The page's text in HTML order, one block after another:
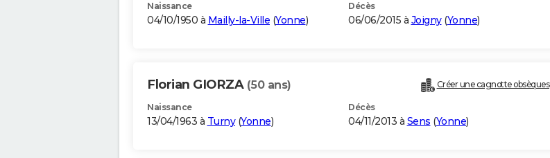
Naissance
04/10/1950 à Mailly-la-Ville (Yonne)
Décès
06/06/2015 à Joigny(Yonne)
Florian GIORZA (50 ans) Créer une cagnotte obsèques
Naissance
13/04/1963 à Turny(Yonne)
Décès
04/11/2013 à Sens (Yonne)